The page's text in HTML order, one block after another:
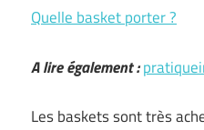
Quelle basket porter ?
A lire également :
Les baskets sont très